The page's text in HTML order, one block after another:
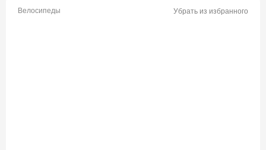
Велосипеды Убрать из избранного